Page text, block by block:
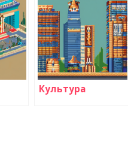
Культура